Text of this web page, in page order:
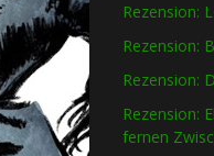
Rezension:
Rezension:
Rezension:
Rezension:
fernen